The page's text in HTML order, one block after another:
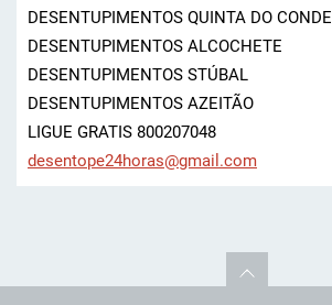
DESENTUPIMENTOS QUINTA DO CONDE
DESENTUPIMENTOS ALCOCHETE
DESENTUPIMENTOS STÚBAL
DESENTUPIMENTOS AZEITÃO
LIGUE GRATIS 800207048
desentope24horas@gmail.com